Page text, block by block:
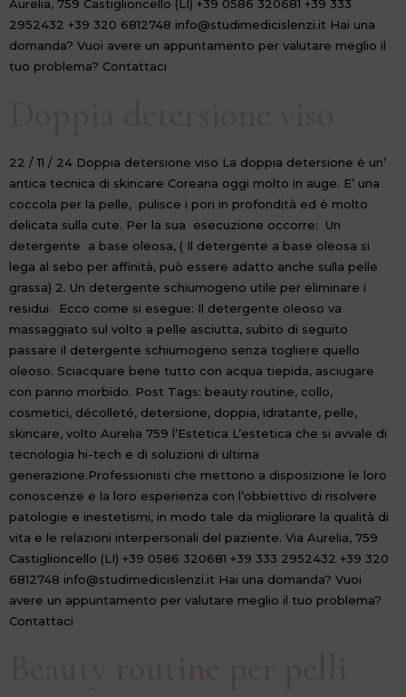
Aurelia, 759 Castiglioncello (LI) +39 0586 320681 +39 333
2952432 +39 320 6812748 info@studimedicislenzi.it Hai una
domanda? Vuoi avere un appuntamento per valutare meglio il
tuo problema? Contattaci
22 / 11 / 24 Doppia detersione viso La doppia detersione è un’
antica tecnica di skincare Coreana oggi molto in auge. E’ una
coccola per la pelle, pulisce i pori in profondità ed è molto
delicata sulla cute. Per la sua esecuzione occorre: Un
detergente a base oleosa, ( Il detergente a base oleosa si
lega al sebo per affinità, può essere adatto anche sulla pelle
grassa) 2. Un detergente schiumogeno utile per eliminare i
residui. Ecco come si esegue: Il detergente oleoso va
massaggiato sul volto a pelle asciutta, subito di seguito
passare il detergente schiumogeno senza togliere quello
oleoso. Sciacquare bene tutto con acqua tiepida, asciugare
con panno morbido. Post Tags: beauty routine, collo,
cosmetici, décolleté, detersione, doppia, idratante, pelle,
skincare, volto Aurelia 759 l’Estetica L’estetica che si avvale di
tecnologia hi-tech e di soluzioni di ultima
generazione.Professionisti che mettono a disposizione le loro
conoscenze e la loro esperienza con l’obbiettivo di risolvere
patologie e inestetismi, in modo tale da migliorare la qualità di
vita e le relazioni interpersonali del paziente. Via Aurelia, 759
Castiglioncello (LI) +39 0586 320681 +39 333 2952432 +39 320
6812748 info@studimedicislenzi.it Hai una domanda? Vuoi
avere un appuntamento per valutare meglio il tuo problema?
Contattaci